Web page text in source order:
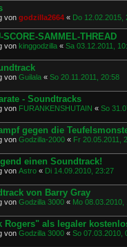
von godzilla2664 « Do 12.02.2015,
SCORE-SAMMEL-THREAD
von kinggodzilla « Sa 03.12.2011,
von Guilala « So 20.11.2011, 20:58
- Soundtracks
von FURANKENSHUTAIN « So
gegen die
von Godzilla-2000 « Fr 20.05.2011,
einen Soundtrack!
von Astro « Di 14.09.2010, 23:27
von Barry Gray
von Godzilla 3000 « Mo 08.03.2010,
Rogers" als legaler
von Godzilla 3000 « So 07.03.2010,